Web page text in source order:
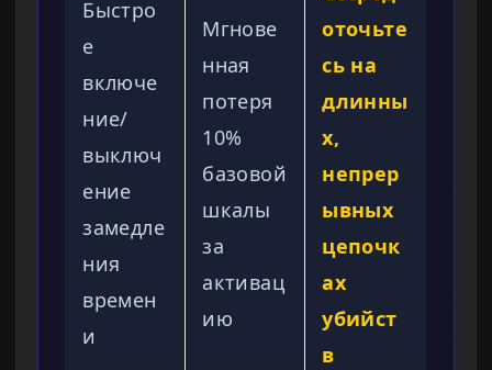
Быстро
е
включе
ние/
выключ
ение
замедле
ния
времен
и
Мгнове
нная
потеря
10%
базовой
шкалы
за
активац
ию
оточьте
сь на
длинны
х,
непрер
ывных
цепочк
ах
убийст
в